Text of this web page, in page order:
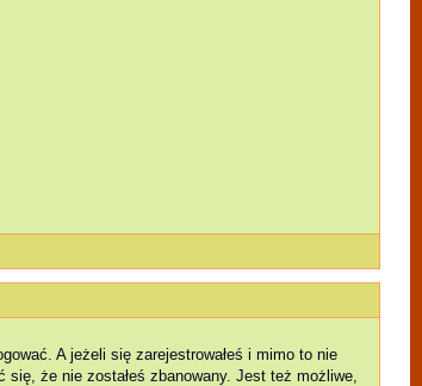
A jeżeli się zarejestrowałeś i mimo to nie
że nie zostałeś zbanowany. Jest też możliwe,